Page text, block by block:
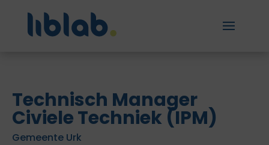
Technisch Manager
Civiele Techniek (IPM)
Gemeente Urk